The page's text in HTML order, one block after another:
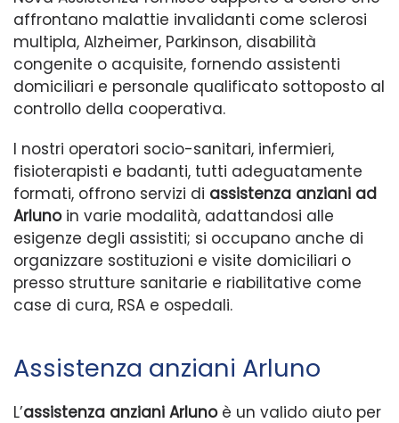
affrontano malattie invalidanti come sclerosi
multipla, Alzheimer, Parkinson, disabilità
congenite o acquisite, fornendo assistenti
domiciliari e personale qualificato sottoposto al
controllo della cooperativa.
I nostri operatori socio-sanitari, infermieri,
fisioterapisti e badanti, tutti adeguatamente
formati, offrono servizi di assistenza anziani ad
Arlunoin varie modalità, adattandosi alle
esigenze degli assistiti; si occupano anche di
organizzare sostituzioni e visite domiciliari o
presso strutture sanitarie e riabilitative come
case di cura, RSA e ospedali.
Assistenza anziani Arluno
L’assistenza anziani Arlunoè un valido aiuto per